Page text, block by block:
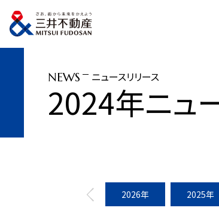
トップページ ニュースリリース
NEWS ニュースリリース
2024年ニュ
2026年 2025年